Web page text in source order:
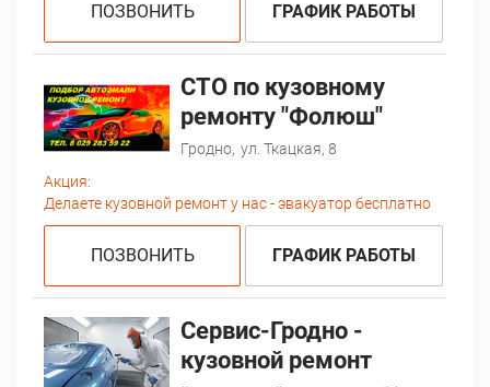
ПОЗВОНИТЬ ГРАФИК РАБОТЫ
СТО по кузовному
ремонту "Фолюш"
Гродно, ул. Ткацкая, 8
Акция:
Делаете кузовной ремонт у нас - эвакуатор бесплатно
ПОЗВОНИТЬ ГРАФИК РАБОТЫ
Сервис-Гродно -
кузовной ремонт